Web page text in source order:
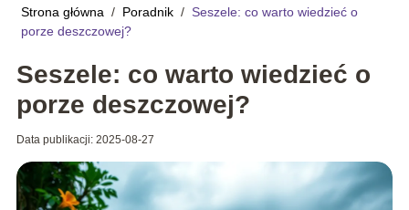
Strona główna / Poradnik / Seszele: co warto wiedzieć o
porze deszczowej?
Seszele: co warto wiedzieć o
porze deszczowej?
Data publikacji: 2025-08-27